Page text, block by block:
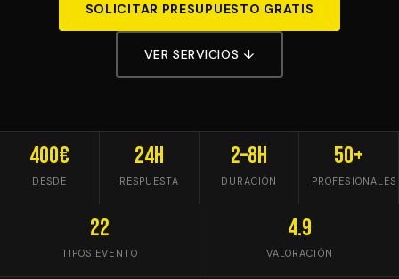
SOLICITAR PRESUPUESTO GRATIS
VER SERVICIOS ↓
400€
DESDE
24h
RESPUESTA
2–8h
DURACIÓN
50+
PROFESIONALES
22
TIPOS EVENTO
4.9
VALORACIÓN